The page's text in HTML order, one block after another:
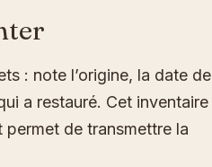
: note l’origine, la date de
a restauré. Cet inventaire
de transmettre la